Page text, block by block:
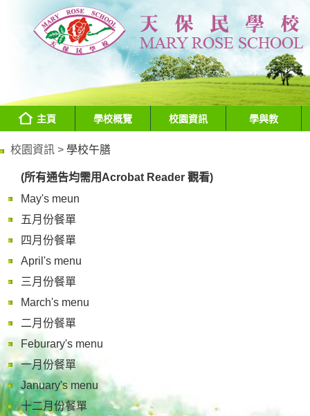
主頁 學校概覽 校園資訊 學與教
校園資訊 > 學校午膳
(所有通告均需用Acrobat Reader 觀看)
May's meun
五月份餐單
四月份餐單
April's menu
三月份餐單
March's menu
二月份餐單
Feburary's menu
一月份餐單
January's menu
十二月份餐單